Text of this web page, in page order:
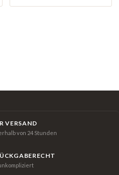
VERSAND
von 24 Stunden